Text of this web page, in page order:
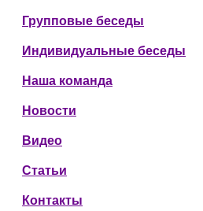
Групповые беседы
Индивидуальные беседы
Наша команда
Новости
Видео
Статьи
Контакты